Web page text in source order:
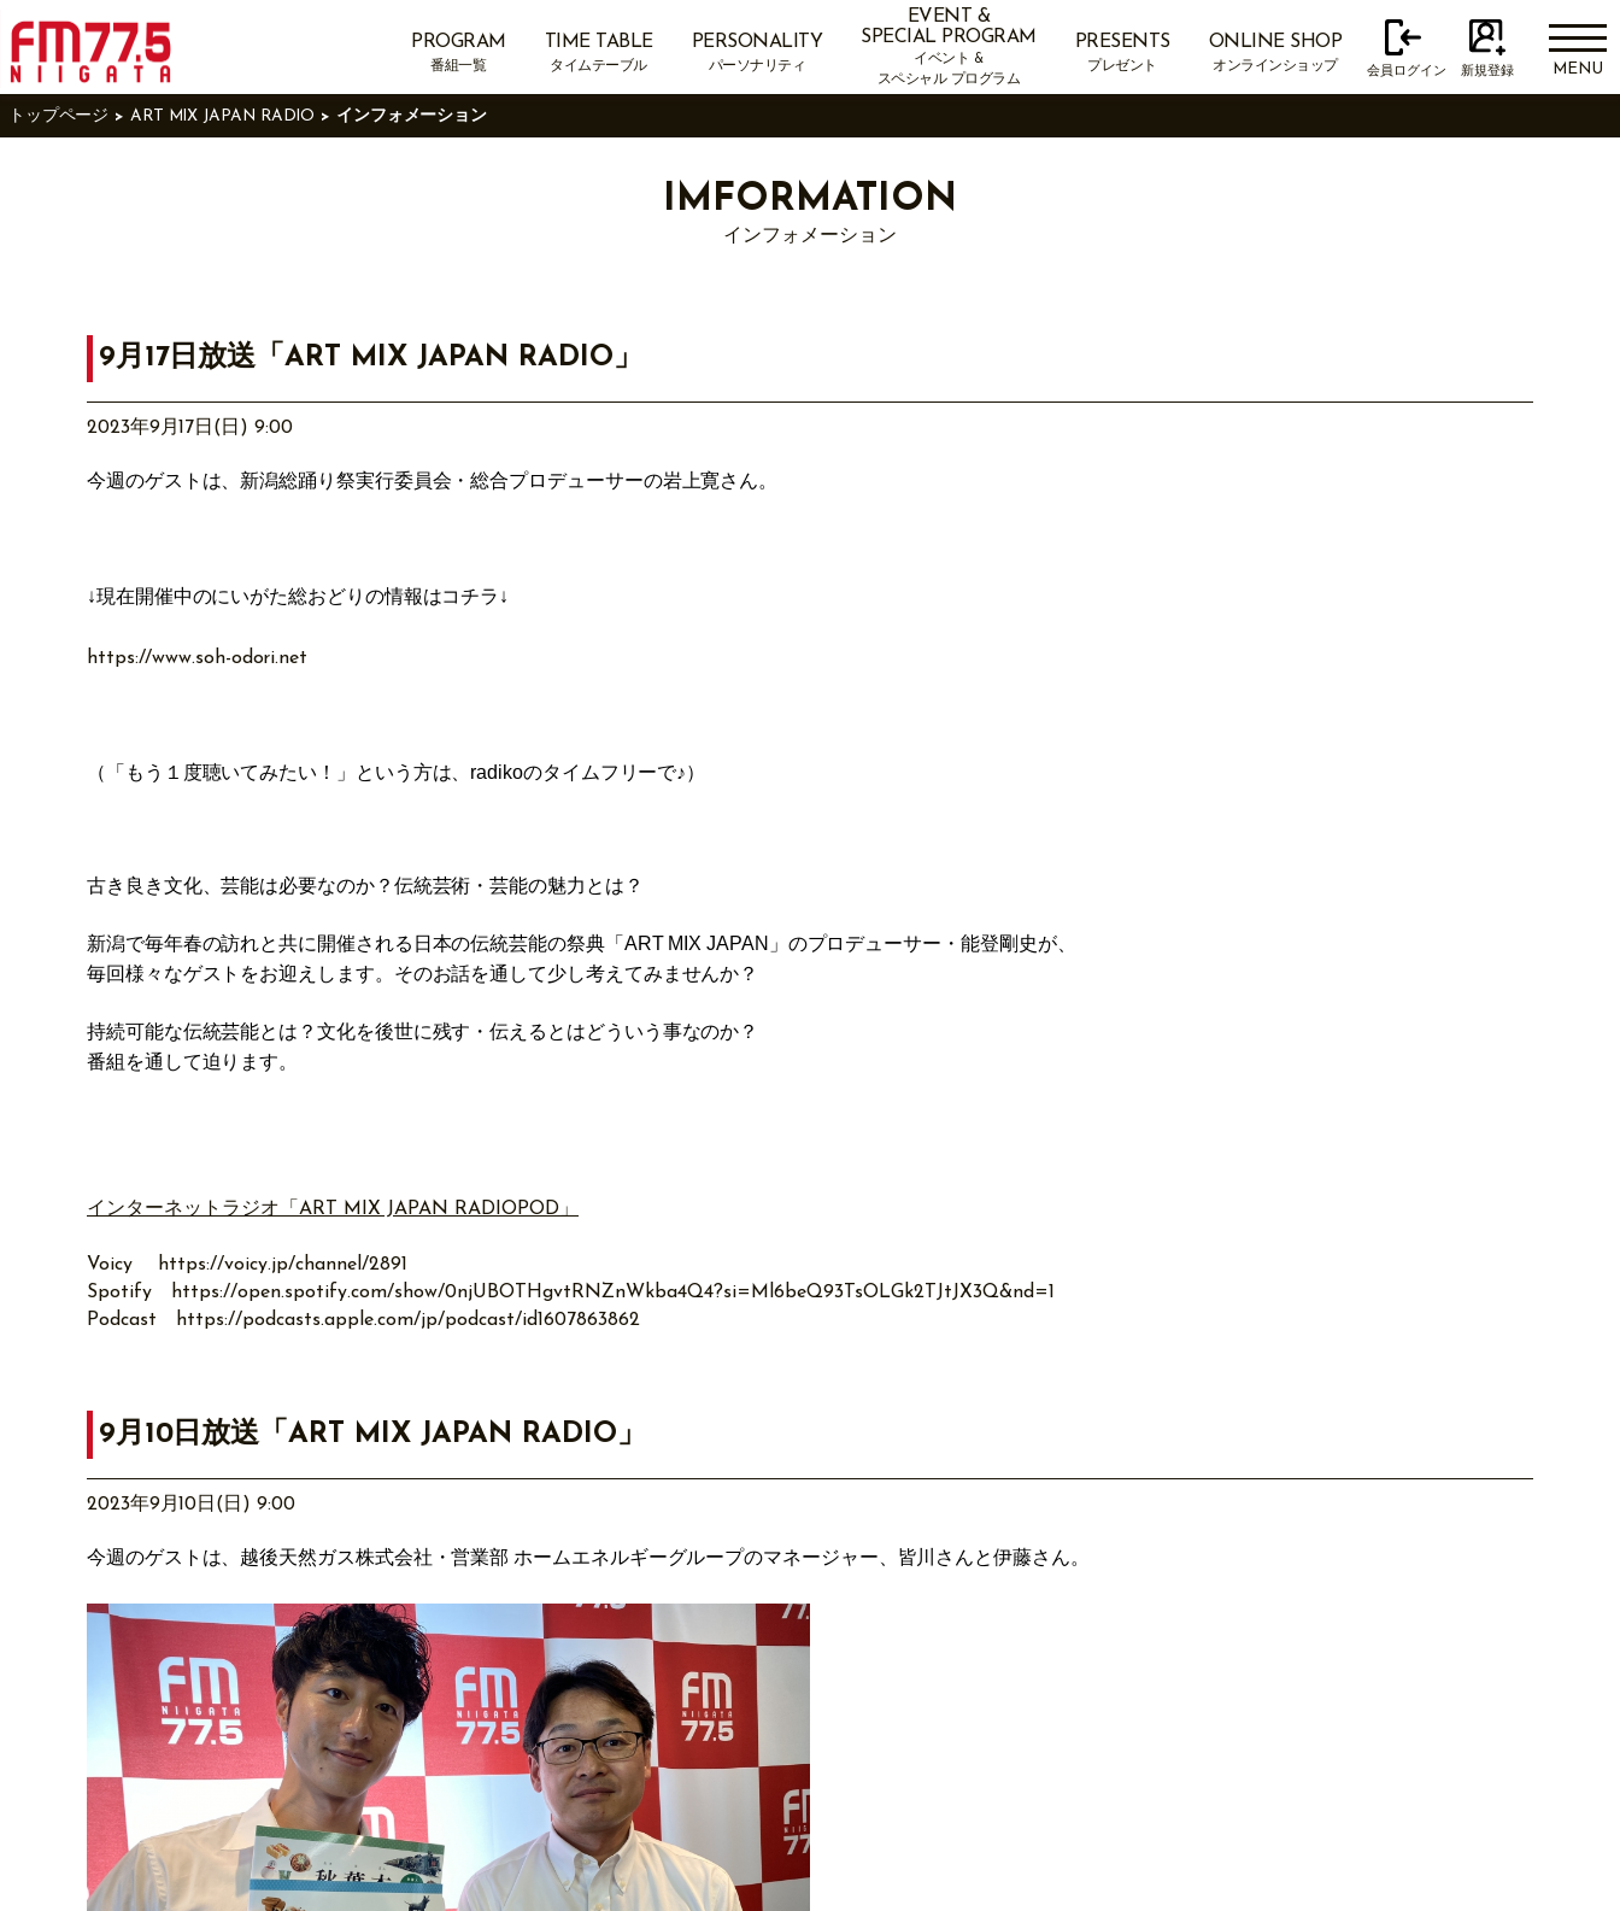
PROGRAM
番組一覧
TIME TABLE
タイムテーブル
PERSONALITY
パーソナリティ
EVENT &
SPECIAL PROGRAM
イベント &
スペシャル プログラム
PRESENTS
プレゼント
ONLINE SHOP
オンラインショップ 会員ログイン 新規登録 MENU
トップページ ART MIX JAPAN RADIO インフォメーション
IMFORMATION
インフォメーション
9月17日放送「ART MIX JAPAN RADIO」
2023年9月17日(日) 9:00
今週のゲストは、新潟総踊り祭実行委員会・総合プロデューサーの岩上寛さん。
↓現在開催中のにいがた総おどりの情報はコチラ↓
https://www.soh-odori.net
（「もう１度聴いてみたい！」という方は、radikoのタイムフリーで♪）
古き良き文化、芸能は必要なのか？伝統芸術・芸能の魅力とは？
新潟で毎年春の訪れと共に開催される日本の伝統芸能の祭典「ART MIX JAPAN」のプロデューサー・能登剛史が、
毎回様々なゲストをお迎えします。そのお話を通して少し考えてみませんか？
持続可能な伝統芸能とは？文化を後世に残す・伝えるとはどういう事なのか？
番組を通して迫ります。
インターネットラジオ「ART MIX JAPAN RADIOPOD」
Voicy
https://voicy.jp/channel/2891
Spotify
https://open.spotify.com/show/0njUBOTHgvtRNZnWkba4Q4?si=Ml6beQ93TsOLGk2TJtJX3Q&nd=1
Podcast
https://podcasts.apple.com/jp/podcast/id1607863862
9月10日放送「ART MIX JAPAN RADIO」
2023年9月10日(日) 9:00
今週のゲストは、越後天然ガス株式会社・営業部 ホームエネルギーグループのマネージャー、皆川さんと伊藤さん。